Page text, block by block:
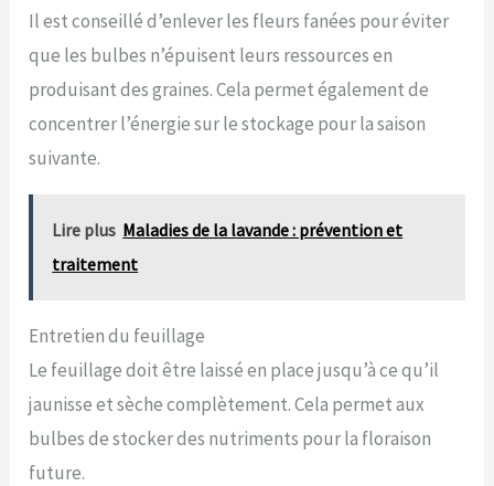
Il est conseillé d’enlever les fleurs fanées pour éviter
que les bulbes n’épuisent leurs ressources en
produisant des graines. Cela permet également de
concentrer l’énergie sur le stockage pour la saison
suivante.
Lire plus Maladies de la lavande : prévention et
traitement
Entretien du feuillage
Le feuillage doit être laissé en place jusqu’à ce qu’il
jaunisse et sèche complètement. Cela permet aux
bulbes de stocker des nutriments pour la floraison
future.